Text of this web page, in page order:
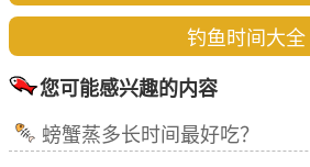
钓鱼时间大全
您可能感兴趣的内容
螃蟹蒸多长时间最好吃？